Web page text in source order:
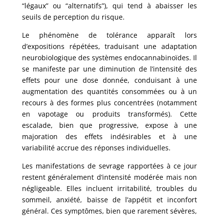
“légaux” ou “alternatifs”), qui tend à abaisser les
seuils de perception du risque.
Le phénomène de tolérance apparaît lors
d’expositions répétées, traduisant une adaptation
neurobiologique des systèmes endocannabinoïdes. Il
se manifeste par une diminution de l’intensité des
effets pour une dose donnée, conduisant à une
augmentation des quantités consommées ou à un
recours à des formes plus concentrées (notamment
en vapotage ou produits transformés). Cette
escalade, bien que progressive, expose à une
majoration des effets indésirables et à une
variabilité accrue des réponses individuelles.
Les manifestations de sevrage rapportées à ce jour
restent généralement d’intensité modérée mais non
négligeable. Elles incluent irritabilité, troubles du
sommeil, anxiété, baisse de l’appétit et inconfort
général. Ces symptômes, bien que rarement sévères,